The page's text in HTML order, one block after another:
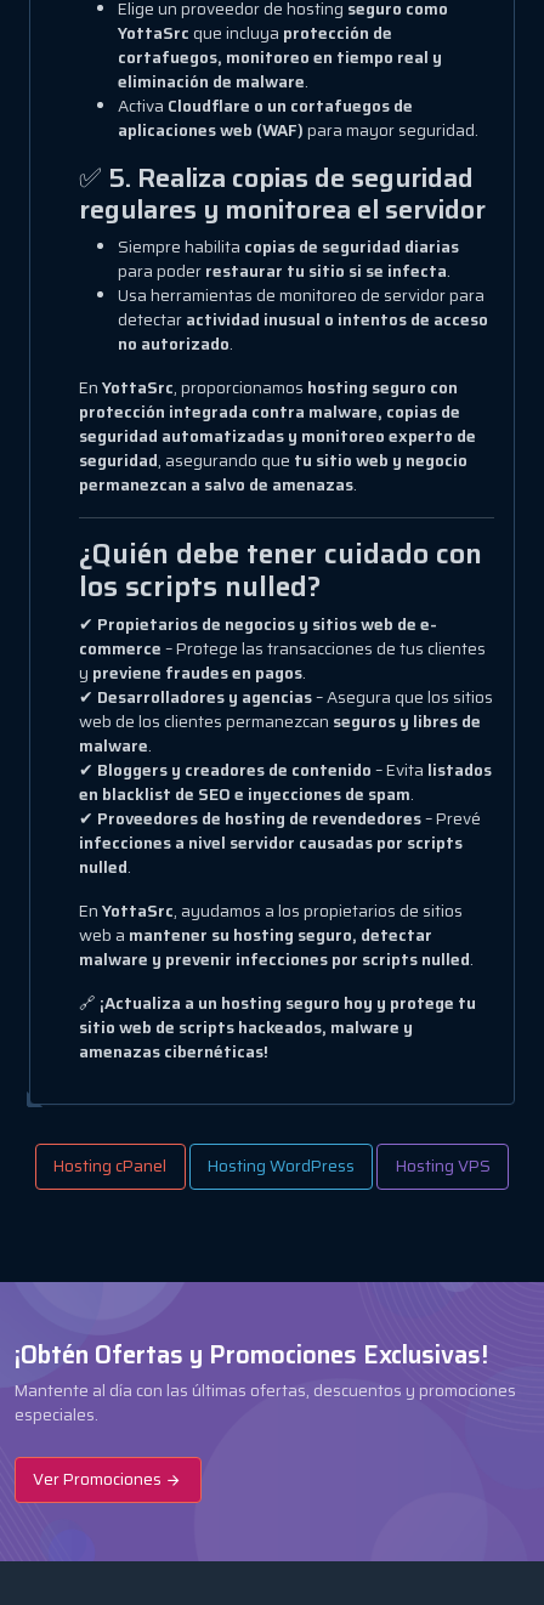
Elige un proveedor de hosting seguro como
YottaSrcque incluya protección de
cortafuegos, monitoreo en tiempo real y
eliminación de malware.
Activa Cloudflare o un cortafuegos de
aplicaciones web (WAF)para mayor seguridad.
✅ 5. Realiza copias de seguridad
regulares y monitorea el servidor
Siempre habilita copias de seguridad diarias
para poderrestaurar tu sitio si se infecta.
Usa herramientas de monitoreo de servidor para
detectaractividad inusual o intentos de acceso
no autorizado.
EnYottaSrc, proporcionamos hosting seguro con
protección integrada contra malware, copias de
seguridad automatizadas y monitoreo experto de
seguridad, asegurando que tu sitio web y negocio
permanezcan a salvo de amenazas.
¿Quién debe tener cuidado con
los scripts nulled?
✔ Propietarios de negocios y sitios web de e-
commerce– Protege las transacciones de tus clientes
y previene fraudes en pagos.
✔ Desarrolladores y agencias– Asegura que los sitios
web de los clientes permanezcan seguros y libres de
malware.
✔ Bloggers y creadores de contenido– Evita listados
en blacklist de SEO e inyecciones de spam.
✔ Proveedores de hosting de revendedores– Prevé
infecciones a nivel servidor causadas por scripts
nulled.
EnYottaSrc, ayudamos a los propietarios de sitios
web a mantener su hosting seguro, detectar
malware y prevenir infecciones por scripts nulled.
🔗 ¡Actualiza a un hosting seguro hoy y protege tu
sitio web de scripts hackeados, malware y
amenazas cibernéticas!
Hosting cPanel Hosting WordPress Hosting VPS
¡Obtén Ofertas y Promociones Exclusivas!
Mantente al día con las últimas ofertas, descuentos y promociones
especiales.
Ver Promociones